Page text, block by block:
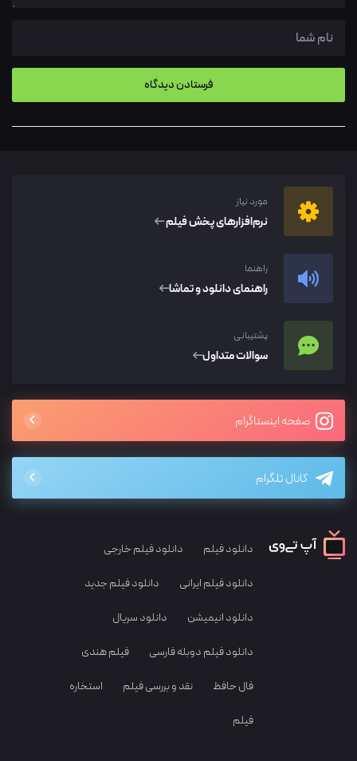
مورد نیاز
نرم‌افزار‌های پخش فیلم
راهنما
راهنمای دانلود و تماشا
پشتیبانی
سوالات متداول
صفحه اینستاگرام
کانال تلگرام
دانلود فیلم دانلود فیلم خارجی
دانلود فیلم ایرانی دانلود فیلم جدید
دانلود انیمیشن دانلود سریال
دانلود فیلم دوبله فارسی فیلم هندی
فال حافظ نقد و بررسی فیلم استخاره
فیلم